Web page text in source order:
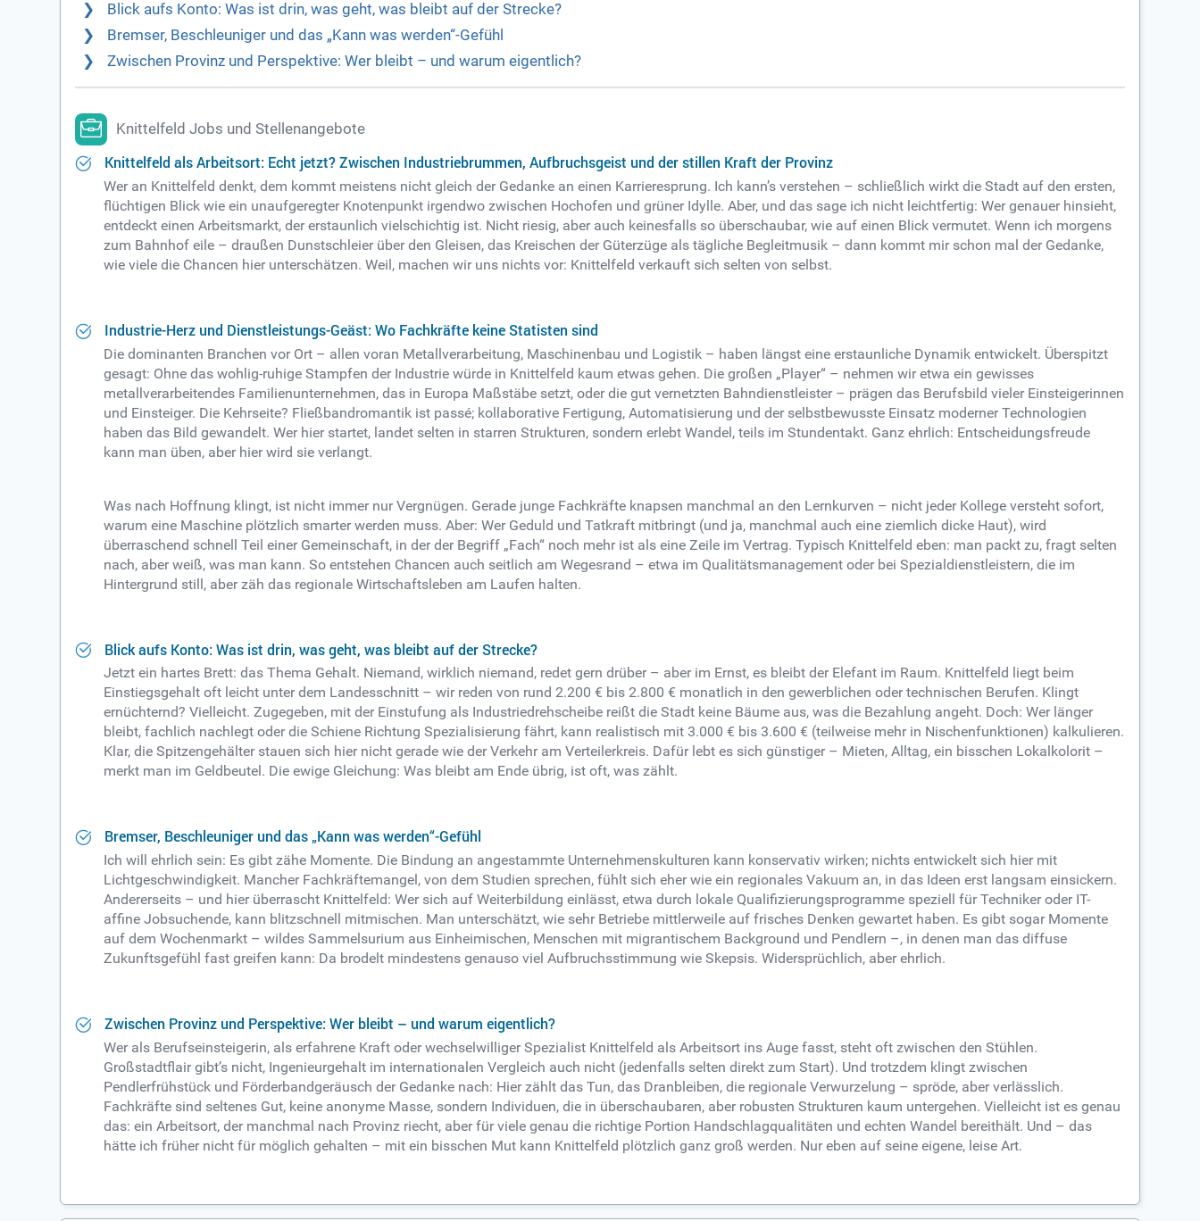
Blick aufs Konto: Was ist drin, was geht, was bleibt auf der Strecke?
Bremser, Beschleuniger und das „Kann was werden“-Gefühl
Zwischen Provinz und Perspektive: Wer bleibt – und warum eigentlich?
Knittelfeld Jobs und Stellenangebote
Knittelfeld als Arbeitsort: Echt jetzt? Zwischen Industriebrummen, Aufbruchsgeist und der stillen Kraft der Provinz
Wer an Knittelfeld denkt, dem kommt meistens nicht gleich der Gedanke an einen Karrieresprung. Ich kann’s verstehen – schließlich wirkt die Stadt auf den ersten,
flüchtigen Blick wie ein unaufgeregter Knotenpunkt irgendwo zwischen Hochofen und grüner Idylle. Aber, und das sage ich nicht leichtfertig: Wer genauer hinsieht,
entdeckt einen Arbeitsmarkt, der erstaunlich vielschichtig ist. Nicht riesig, aber auch keinesfalls so überschaubar, wie auf einen Blick vermutet. Wenn ich morgens
zum Bahnhof eile – draußen Dunstschleier über den Gleisen, das Kreischen der Güterzüge als tägliche Begleitmusik – dann kommt mir schon mal der Gedanke,
wie viele die Chancen hier unterschätzen. Weil, machen wir uns nichts vor: Knittelfeld verkauft sich selten von selbst.
Industrie-Herz und Dienstleistungs-Geäst: Wo Fachkräfte keine Statisten sind
Die dominanten Branchen vor Ort – allen voran Metallverarbeitung, Maschinenbau und Logistik – haben längst eine erstaunliche Dynamik entwickelt. Überspitzt
gesagt: Ohne das wohlig-ruhige Stampfen der Industrie würde in Knittelfeld kaum etwas gehen. Die großen „Player“ – nehmen wir etwa ein gewisses
metallverarbeitendes Familienunternehmen, das in Europa Maßstäbe setzt, oder die gut vernetzten Bahndienstleister – prägen das Berufsbild vieler Einsteigerinnen
und Einsteiger. Die Kehrseite? Fließbandromantik ist passé; kollaborative Fertigung, Automatisierung und der selbstbewusste Einsatz moderner Technologien
haben das Bild gewandelt. Wer hier startet, landet selten in starren Strukturen, sondern erlebt Wandel, teils im Stundentakt. Ganz ehrlich: Entscheidungsfreude
kann man üben, aber hier wird sie verlangt.
Was nach Hoffnung klingt, ist nicht immer nur Vergnügen. Gerade junge Fachkräfte knapsen manchmal an den Lernkurven – nicht jeder Kollege versteht sofort,
warum eine Maschine plötzlich smarter werden muss. Aber: Wer Geduld und Tatkraft mitbringt (und ja, manchmal auch eine ziemlich dicke Haut), wird
überraschend schnell Teil einer Gemeinschaft, in der der Begriff „Fach“ noch mehr ist als eine Zeile im Vertrag. Typisch Knittelfeld eben: man packt zu, fragt selten
nach, aber weiß, was man kann. So entstehen Chancen auch seitlich am Wegesrand – etwa im Qualitätsmanagement oder bei Spezialdienstleistern, die im
Hintergrund still, aber zäh das regionale Wirtschaftsleben am Laufen halten.
Blick aufs Konto: Was ist drin, was geht, was bleibt auf der Strecke?
Jetzt ein hartes Brett: das Thema Gehalt. Niemand, wirklich niemand, redet gern drüber – aber im Ernst, es bleibt der Elefant im Raum. Knittelfeld liegt beim
Einstiegsgehalt oft leicht unter dem Landesschnitt – wir reden von rund 2.200 € bis 2.800 € monatlich in den gewerblichen oder technischen Berufen. Klingt
ernüchternd? Vielleicht. Zugegeben, mit der Einstufung als Industriedrehscheibe reißt die Stadt keine Bäume aus, was die Bezahlung angeht. Doch: Wer länger
bleibt, fachlich nachlegt oder die Schiene Richtung Spezialisierung fährt, kann realistisch mit 3.000 € bis 3.600 € (teilweise mehr in Nischenfunktionen) kalkulieren.
Klar, die Spitzengehälter stauen sich hier nicht gerade wie der Verkehr am Verteilerkreis. Dafür lebt es sich günstiger – Mieten, Alltag, ein bisschen Lokalkolorit –
merkt man im Geldbeutel. Die ewige Gleichung: Was bleibt am Ende übrig, ist oft, was zählt.
Bremser, Beschleuniger und das „Kann was werden“-Gefühl
Ich will ehrlich sein: Es gibt zähe Momente. Die Bindung an angestammte Unternehmenskulturen kann konservativ wirken; nichts entwickelt sich hier mit
Lichtgeschwindigkeit. Mancher Fachkräftemangel, von dem Studien sprechen, fühlt sich eher wie ein regionales Vakuum an, in das Ideen erst langsam einsickern.
Andererseits – und hier überrascht Knittelfeld: Wer sich auf Weiterbildung einlässt, etwa durch lokale Qualifizierungsprogramme speziell für Techniker oder IT-
affine Jobsuchende, kann blitzschnell mitmischen. Man unterschätzt, wie sehr Betriebe mittlerweile auf frisches Denken gewartet haben. Es gibt sogar Momente
auf dem Wochenmarkt – wildes Sammelsurium aus Einheimischen, Menschen mit migrantischem Background und Pendlern –, in denen man das diffuse
Zukunftsgefühl fast greifen kann: Da brodelt mindestens genauso viel Aufbruchsstimmung wie Skepsis. Widersprüchlich, aber ehrlich.
Zwischen Provinz und Perspektive: Wer bleibt – und warum eigentlich?
Wer als Berufseinsteigerin, als erfahrene Kraft oder wechselwilliger Spezialist Knittelfeld als Arbeitsort ins Auge fasst, steht oft zwischen den Stühlen.
Großstadtflair gibt’s nicht, Ingenieurgehalt im internationalen Vergleich auch nicht (jedenfalls selten direkt zum Start). Und trotzdem klingt zwischen
Pendlerfrühstück und Förderbandgeräusch der Gedanke nach: Hier zählt das Tun, das Dranbleiben, die regionale Verwurzelung – spröde, aber verlässlich.
Fachkräfte sind seltenes Gut, keine anonyme Masse, sondern Individuen, die in überschaubaren, aber robusten Strukturen kaum untergehen. Vielleicht ist es genau
das: ein Arbeitsort, der manchmal nach Provinz riecht, aber für viele genau die richtige Portion Handschlagqualitäten und echten Wandel bereithält. Und – das
hätte ich früher nicht für möglich gehalten – mit ein bisschen Mut kann Knittelfeld plötzlich ganz groß werden. Nur eben auf seine eigene, leise Art.